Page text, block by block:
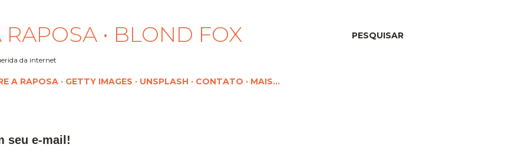
PESQUISAR
• BLOND FOX
da internet
A RAPOSA GETTY IMAGES UNSPLASH CONTATO MAIS…
seu e-mail!